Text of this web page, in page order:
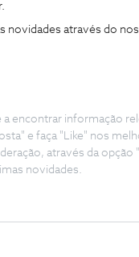
novidades através do
a encontrar informação
e faça "Like" nos
através da opção
novidades.